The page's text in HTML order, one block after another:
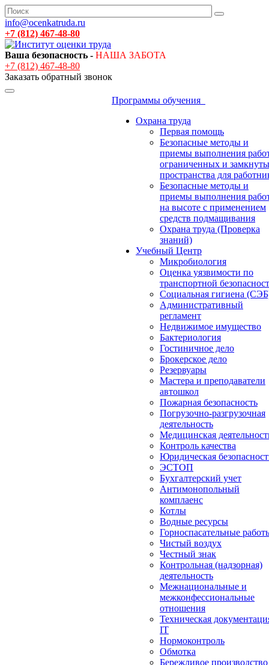
info@ocenkatruda.ru
+7 (812) 467-48-80
Ваша безопасность - НАША ЗАБОТА
+7 (812) 467-48-80
Заказать обратный звонок
Программы обучения
Охрана труда
Первая помощь
Безопасные методы и
приемы выполнения
ограниченных и
пространства для
Безопасные методы и
приемы выполнения
на высоте с применением
средств подмащивания
Охрана труда (Проверка
знаний)
Учебный Центр
Микробиология
Оценка уязвимости по
транспортной
Социальная гигиена
Административный
регламент
Недвижимое имущество
Бактериология
Гостиничное дело
Брокерское дело
Резервуары
Мастера и преподаватели
автошкол
Пожарная безопасность
Погрузочно-разгрузочная
деятельность
Медицинская
Контроль качества
Юридическая
ЭСТОП
Бухгалтерский учет
Антимонопольный
комплаенс
Котлы
Водные ресурсы
Горноспасательные
Чистый воздух
Честный знак
Контрольная (надзорная)
деятельность
Межнациональные и
межконфессиональные
отношения
Техническая
IT
Нормоконтроль
Обмотка
Бережливое производство